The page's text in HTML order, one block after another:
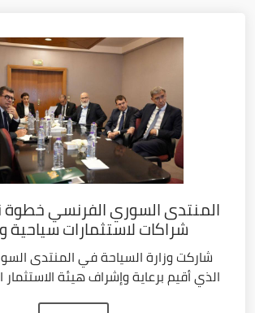
المنتدى السوري الفرنسي خطوة
شراكات لاستثمارات سياحية
شاركت وزارة السياحة في المنتدى
الذي أقيم برعاية وإشراف هيئة